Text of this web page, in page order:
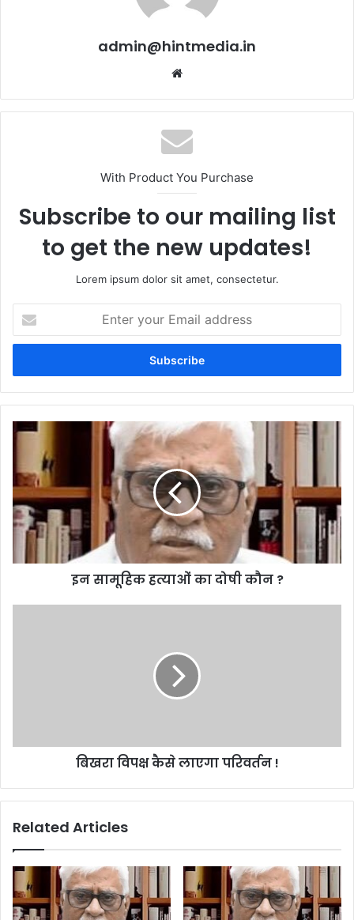
admin@hintmedia.in
With Product You Purchase
Subscribe to our mailing list
to get the new updates!
Lorem ipsum dolor sit amet, consectetur.
your
Email
इन सामूहिक हत्याओं का दोषी कौन ?
बिखरा विपक्ष कैसे लाएगा परिवर्तन !
Related Articles